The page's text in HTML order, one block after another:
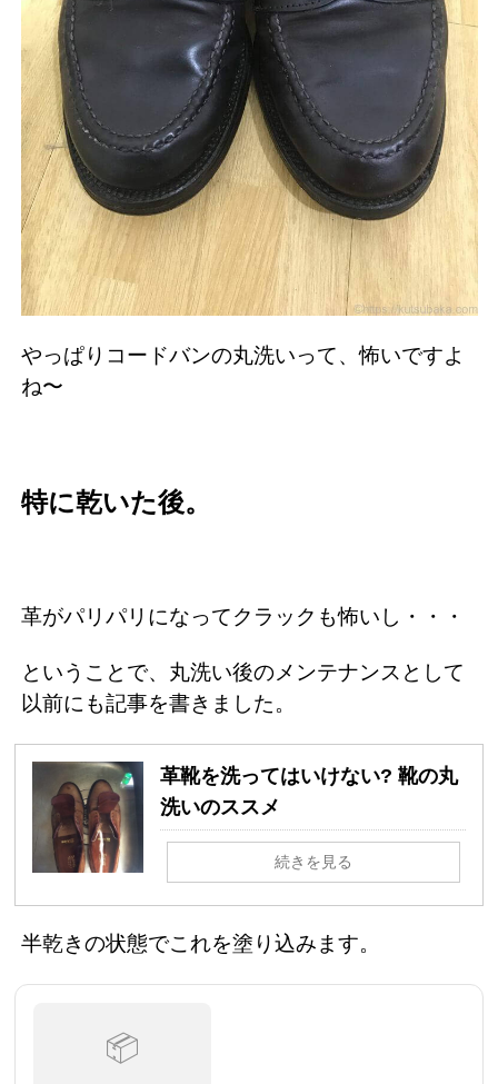
やっぱりコードバンの丸洗いって、怖いですよ
ね〜
特に乾いた後。
革がパリパリになってクラックも怖いし・・・
ということで、丸洗い後のメンテナンスとして
以前にも記事を書きました。
革靴を洗ってはいけない? 靴の丸
洗いのススメ
続きを見る
半乾きの状態でこれを塗り込みます。
📦